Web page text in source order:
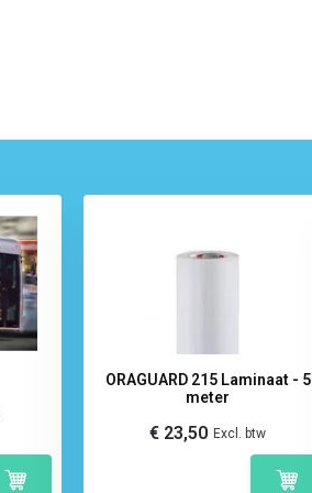
ORAGUARD 215 Laminaat - 5
meter
€ 23,50 Excl. btw